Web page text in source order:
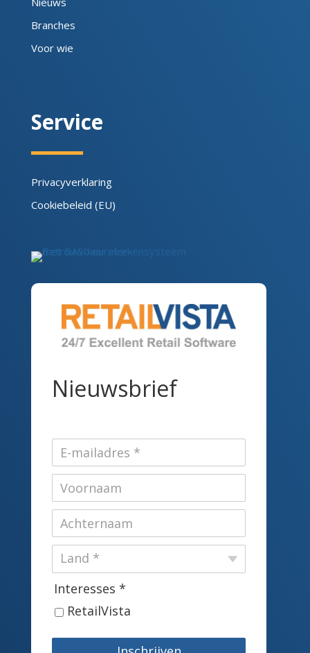
Branches
Voor wie
Service
Privacyverklaring
Cookiebeleid (EU)
Nieuwsbrief
Interesses *
RetailVista